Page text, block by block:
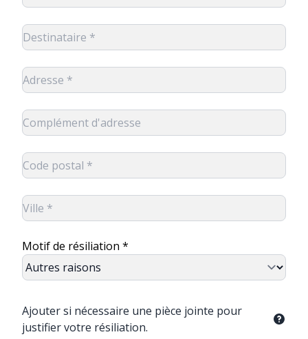
Motif de résiliation *
Ajouter si nécessaire une pièce jointe pour
justifier votre résiliation.